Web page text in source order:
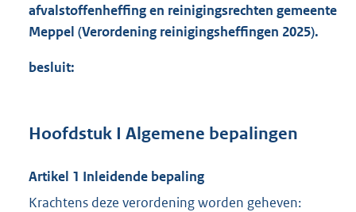
afvalstoffenheffing en reinigingsrechten gemeente
Meppel (Verordening reinigingsheffingen 2025).
besluit:
Hoofdstuk I Algemene bepalingen
Artikel 1 Inleidende bepaling
Krachtens deze verordening worden geheven: